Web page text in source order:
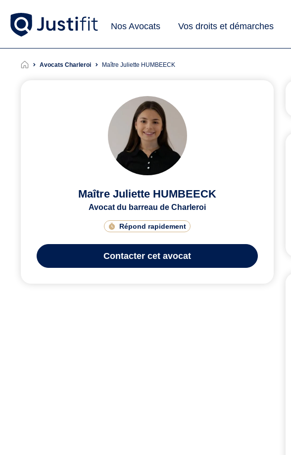
Nos Avocats Vos droits et démarches
Avocats Charleroi Maître Juliette HUMBEECK
Maître Juliette HUMBEECK
Avocat du barreau de Charleroi
Répond rapidement
Contacter cet avocat